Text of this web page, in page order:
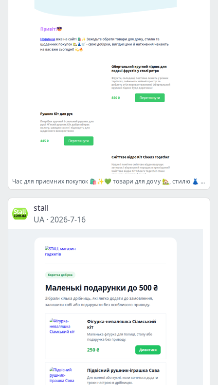
Час для приємних покупок 🛍️✨💚 товари для дому 🏡, стилю 👗 і щодня вже чекають 🛒🔥
stall
UA · 2026-7-16